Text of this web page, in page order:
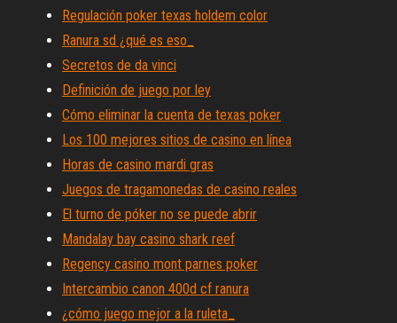
Regulación poker texas holdem color
Ranura sd ¿qué es eso_
Secretos de da vinci
Definición de juego por ley
Cómo eliminar la cuenta de texas poker
Los 100 mejores sitios de casino en línea
Horas de casino mardi gras
Juegos de tragamonedas de casino reales
El turno de póker no se puede abrir
Mandalay bay casino shark reef
Regency casino mont parnes poker
Intercambio canon 400d cf ranura
¿cómo juego mejor a la ruleta_